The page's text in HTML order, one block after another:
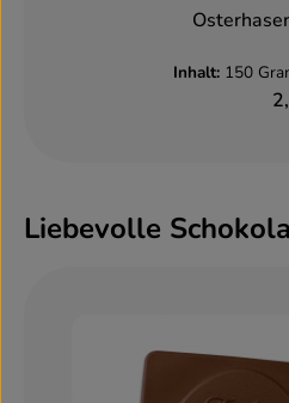
In den
Inhalt: 150
Produktgalerie überspringen
Liebevolle